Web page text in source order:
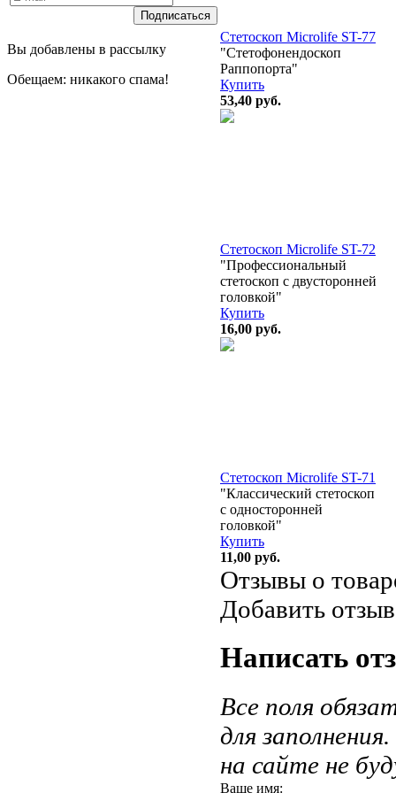
Вы добавлены в рассылку
Обещаем: никакого спама!
Стетоскоп Microlife ST-77
"Стетофонендоскоп
Раппопорта"
Купить
53,40 руб.
Стетоскоп Microlife ST-72
"Профессиональный
стетоскоп с двусторонней
головкой"
Купить
16,00 руб.
Стетоскоп Microlife ST-71
"Классический стетоскоп
с односторонней
головкой"
Купить
11,00 руб.
Отзывы о
Добавить отзыв
Написать
Все поля
для
на сайте не
Ваше имя: